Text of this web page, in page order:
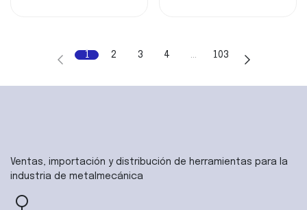
1 2 3 4 … 103
Ventas, importación y distribución de herramientas para la
industria de metalmecánica